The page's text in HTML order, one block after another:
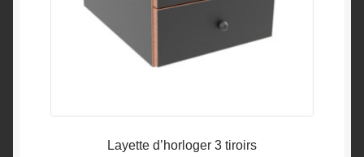
Layette d’horloger 3 tiroirs